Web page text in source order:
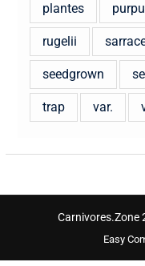
plantes
rugelii
seedgrown
trap var.
Carnivores.Zone
Easy